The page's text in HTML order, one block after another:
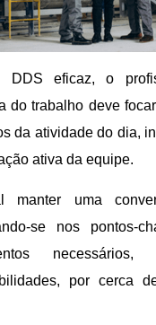
DDS eficaz, o
do trabalho deve
da atividade do dia,
ativa da equipe.
manter uma
se nos pontos-
por cerca